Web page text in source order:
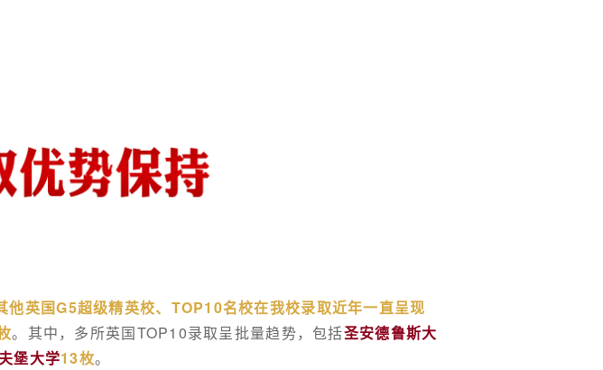
他英国G5超级精英校、TOP10名校在我校录取近年一直呈现
。其中，多所英国TOP10录取呈批量趋势，包括圣安德鲁斯大
堡大学13枚。